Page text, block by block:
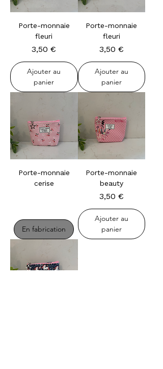
Porte-monnaie
fleuri
Prix
3,50 €
Ajouter au
panier
Porte-monnaie
fleuri
Prix
3,50 €
Ajouter au
panier
Porte-monnaie
cerise
En fabrication
Porte-monnaie
beauty
Prix
3,50 €
Ajouter au
panier